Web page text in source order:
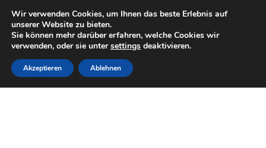
LIEFERUNG ab 6 EUR
Mo–Fr 9–16 Uhr · 0175 7465658
Zur
Navigation
springen
Zum
Inhalt
springen
Wir verwenden Cookies, um Ihnen das beste Erlebnis auf
unserer Website zu bieten.
Sie können mehr darüber erfahren, welche Cookies wir
verwenden, oder sie untersettings deaktivieren.
Akzeptieren Ablehnen